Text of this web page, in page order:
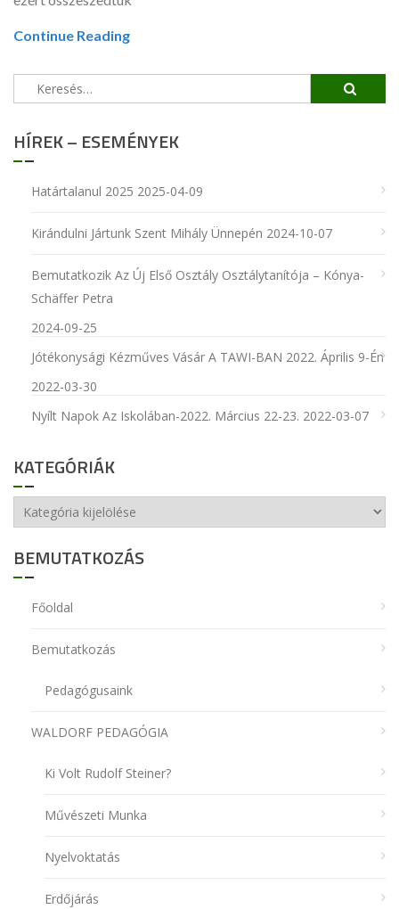
Continue Reading
Keresés:
HÍREK – ESEMÉNYEK
Határtalanul 2025 2025-04-09
Kirándulni Jártunk Szent Mihály Ünnepén 2024-10-07
Bemutatkozik Az Új Első Osztály Osztálytanítója – Kónya-
Schäffer Petra
2024-09-25
Jótékonysági Kézműves Vásár A TAWI-BAN 2022. Április 9-Én
2022-03-30
Nyílt Napok Az Iskolában-2022. Március 22-23. 2022-03-07
KATEGÓRIÁK
Kategóriák
BEMUTATKOZÁS
Főoldal
Bemutatkozás
Pedagógusaink
WALDORF PEDAGÓGIA
Ki Volt Rudolf Steiner?
Művészeti Munka
Nyelvoktatás
Erdőjárás